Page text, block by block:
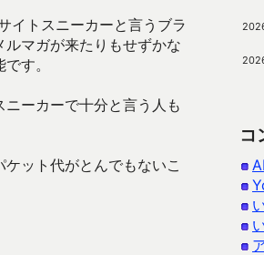
イトスニーカーと言うブラ
マガが来たりもせずかな
す。
ーカーで十分と言う人も
ット代がとんでもないこ
コ